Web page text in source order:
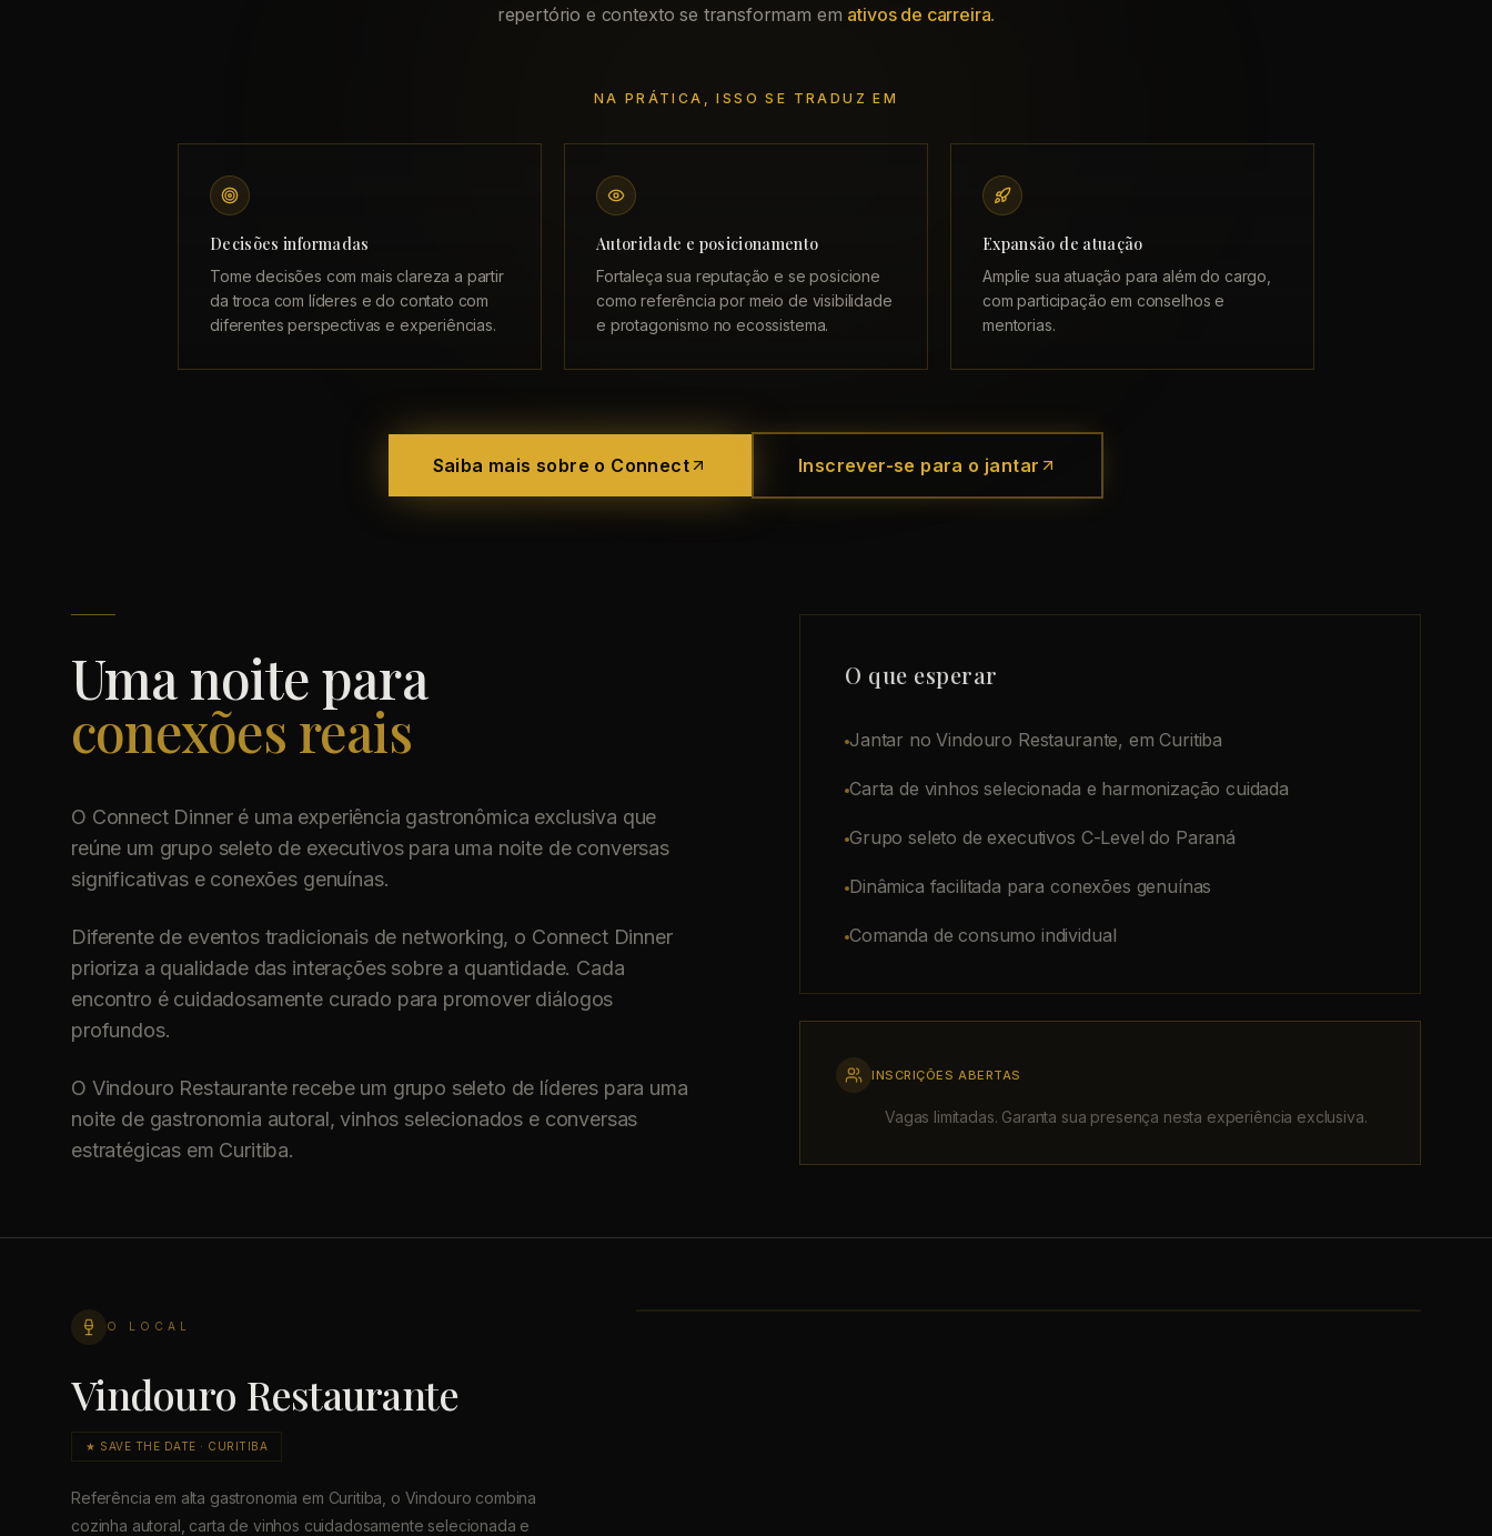
repertório e contexto se transformam em ativos de carreira.
NA PRÁTICA, ISSO SE TRADUZ EM
Decisões informadas
Tome decisões com mais clareza a partir
da troca com líderes e do contato com
diferentes perspectivas e experiências.
Autoridade e posicionamento
Fortaleça sua reputação e se posicione
como referência por meio de visibilidade
e protagonismo no ecossistema.
Expansão de atuação
Amplie sua atuação para além do cargo,
com participação em conselhos e
mentorias.
Saiba mais sobre o Connect Inscrever-se para o jantar
Uma noite para
conexões reais
O Connect Dinner é uma experiência gastronômica exclusiva que
reúne um grupo seleto de executivos para uma noite de conversas
significativas e conexões genuínas.
Diferente de eventos tradicionais de networking, o Connect Dinner
prioriza a qualidade das interações sobre a quantidade. Cada
encontro é cuidadosamente curado para promover diálogos
profundos.
O Vindouro Restaurante recebe um grupo seleto de líderes para uma
noite de gastronomia autoral, vinhos selecionados e conversas
estratégicas em Curitiba.
O que esperar
Jantar no Vindouro Restaurante, em Curitiba
Carta de vinhos selecionada e harmonização cuidada
Grupo seleto de executivos C-Level do Paraná
Dinâmica facilitada para conexões genuínas
Comanda de consumo individual
INSCRIÇÕES ABERTAS
Vagas limitadas. Garanta sua presença nesta experiência exclusiva.
O LOCAL
Vindouro Restaurante
★ SAVE THE DATE · CURITIBA
Referência em alta gastronomia em Curitiba, o Vindouro combina
cozinha autoral, carta de vinhos cuidadosamente selecionada e